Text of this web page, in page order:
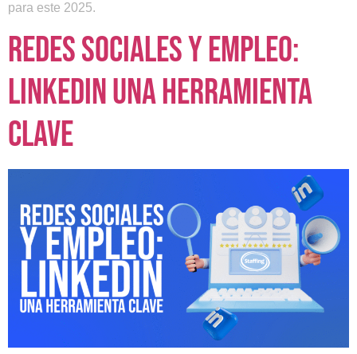
para este 2025.
Redes sociales y empleo:
LinkedIn una herramienta
clave